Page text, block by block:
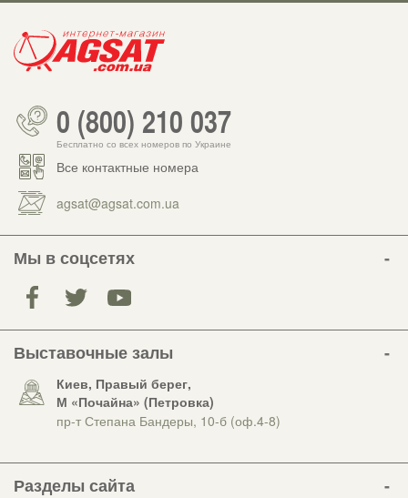
0 (800) 210 037
Бесплатно со всех номеров по Украине
Все контактные номера
agsat@agsat.com.ua
Мы в соцсетях
Выставочные залы
Киев, Правый берег,
М «Почайна» (Петровка)
пр-т Степана Бандеры, 10-б (оф.4-8)
Разделы сайта